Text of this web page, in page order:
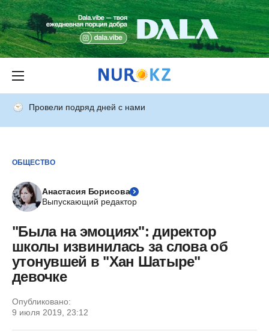
Провели подряд дней с нами
ОБЩЕСТВО
Анастасия Борисова
Выпускающий редактор
"Была на эмоциях": директор
школы извинилась за слова об
утонувшей в "Хан Шатыре"
девочке
Опубликовано:
9 июля 2019, 23:12